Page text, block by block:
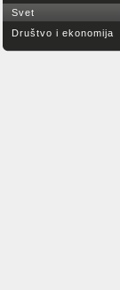
Svet
Društvo i ekonomija